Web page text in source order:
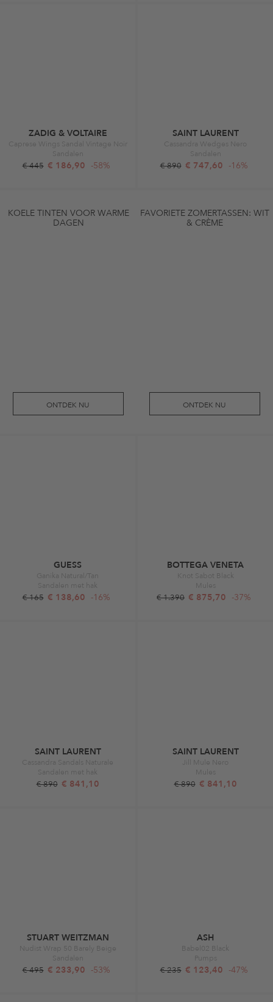
ZADIG & VOLTAIRE
Caprese Wings Sandal Vintage Noir
Sandalen
€ 445 € 186,90 -58%
SAINT LAURENT
Cassandra Wedges Nero
Sandalen
€ 890 € 747,60 -16%
KOELE TINTEN VOOR WARME
DAGEN
ONTDEK NU
FAVORIETE ZOMERTASSEN: WIT
& CRÈME
ONTDEK NU
GUESS
Ganika Natural/Tan
Sandalen met hak
€ 165 € 138,60 -16%
BOTTEGA VENETA
Knot Sabot Black
Mules
€ 1.390 € 875,70 -37%
SAINT LAURENT
Cassandra Sandals Naturale
Sandalen met hak
€ 890 € 841,10
SAINT LAURENT
Jill Mule Nero
Mules
€ 890 € 841,10
STUART WEITZMAN
Nudist Wrap 50 Barely Beige
Sandalen
€ 495 € 233,90 -53%
ASH
Babel02 Black
Pumps
€ 235 € 123,40 -47%